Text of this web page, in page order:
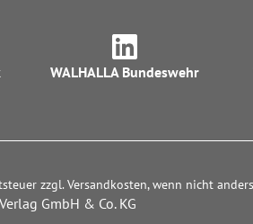
WALHALLA Bundeswehr
zzgl. Versandkosten, wenn nicht
GmbH & Co. KG